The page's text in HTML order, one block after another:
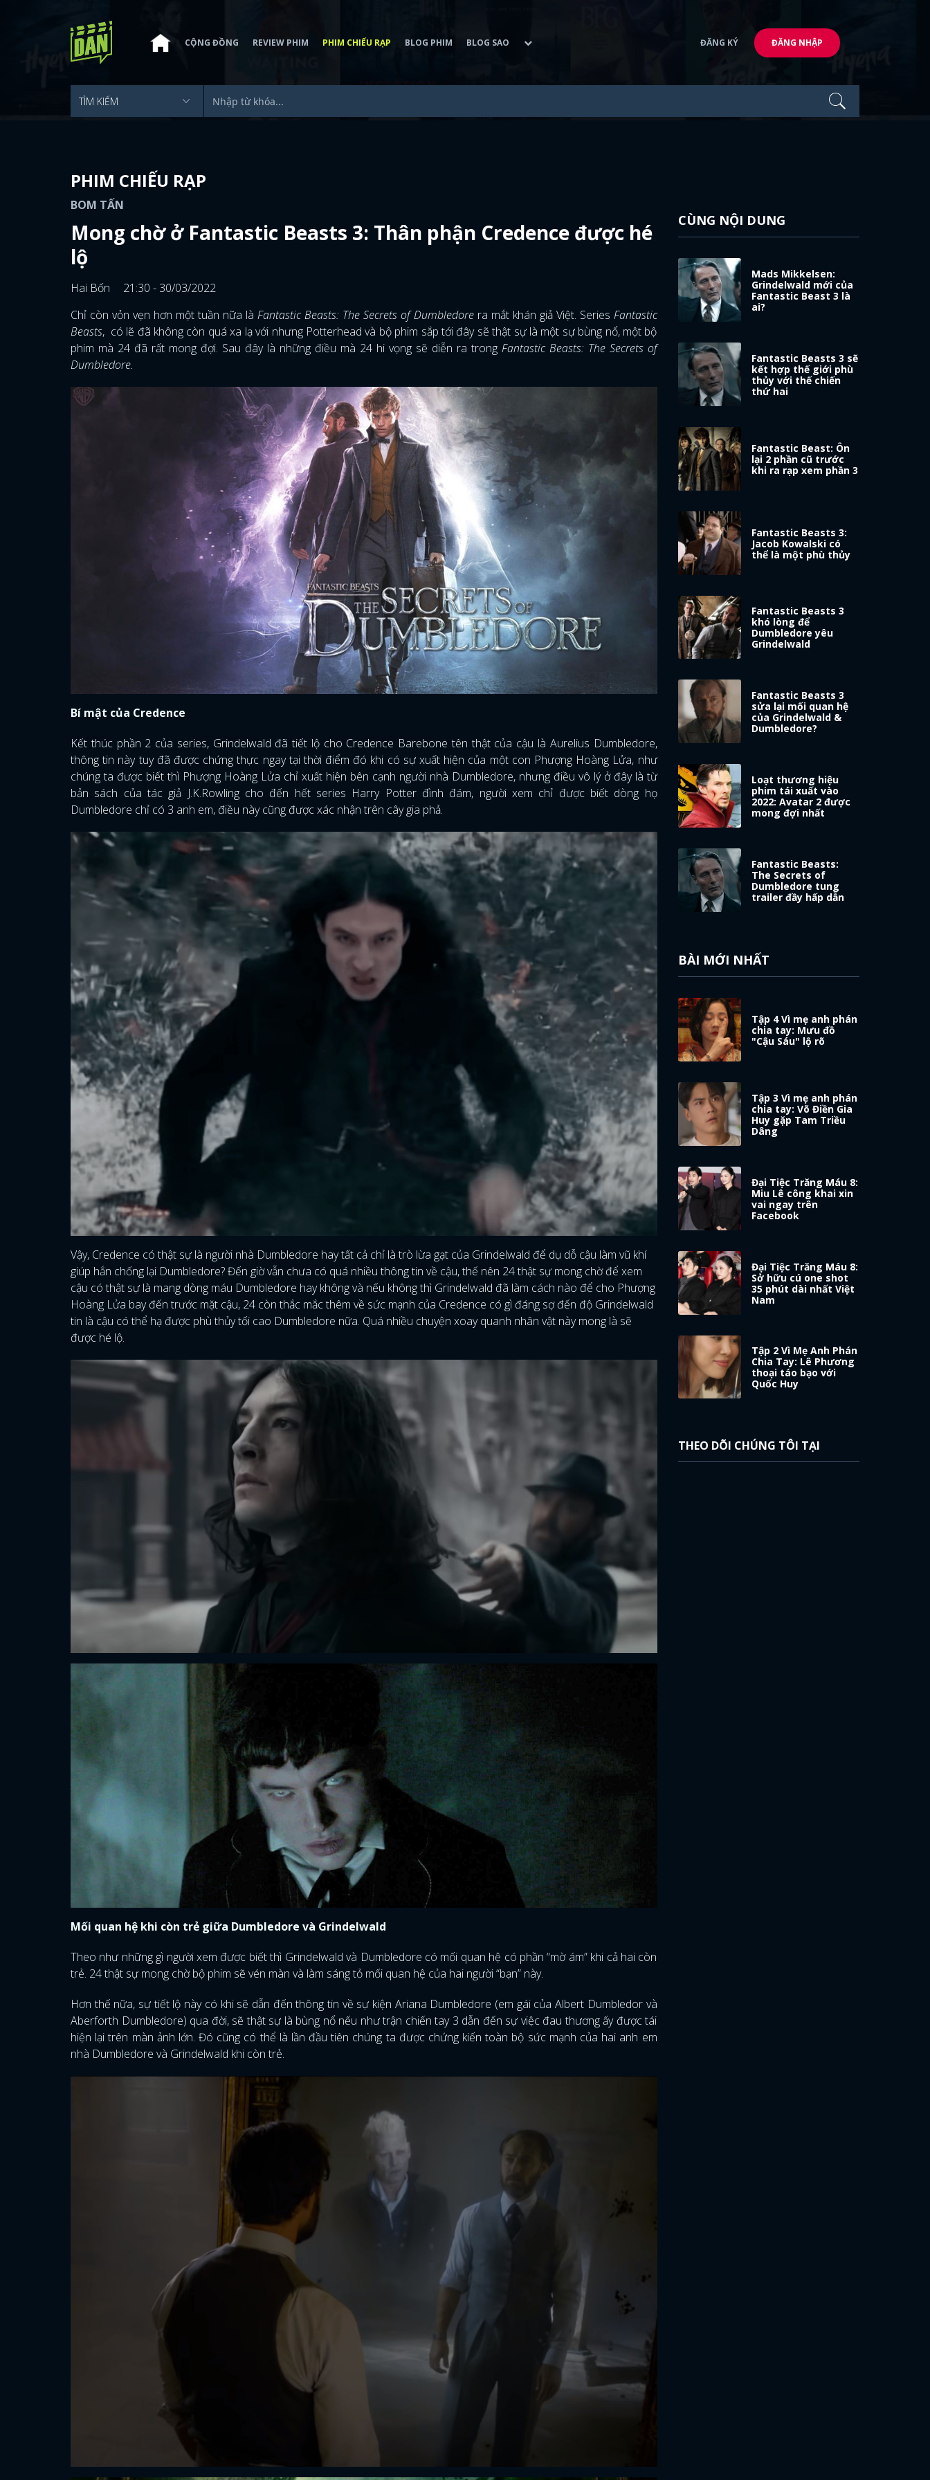
ĐĂNG NHẬP
GOOGLE
CỘNG ĐỒNG REVIEW PHIM PHIM CHIẾU RẠP BLOG PHIM BLOG SAO ĐĂNG KÝ ĐĂNG NHẬP
PHIM CHIẾU RẠP
BOM TẤN
Mong chờ ở Fantastic Beasts 3: Thân phận Credence được hé
lộ
Hai Bốn
21:30 - 30/03/2022
Chỉ còn vỏn vẹn hơn một tuần nữa là Fantastic Beasts: The Secrets of Dumbledorera mắt khán giả Việt. Series Fantastic
Beasts, có lẽ đã không còn quá xa lạ với nhưng Potterhead và bộ phim sắp tới đây sẽ thật sự là một sự bùng nổ, một bộ
phim mà 24 đã rất mong đợi. Sau đây là những điều mà 24 hi vọng sẽ diễn ra trong Fantastic Beasts: The Secrets of
Dumbledore.
Bí mật của Credence
Kết thúc phần 2 của series, Grindelwald đã tiết lộ cho Credence Barebone tên thật của cậu là Aurelius Dumbledore,
thông tin này tuy đã được chứng thực ngay tại thời điểm đó khi có sự xuất hiện của một con Phượng Hoàng Lửa, như
chúng ta được biết thì Phượng Hoàng Lửa chỉ xuất hiện bên cạnh người nhà Dumbledore, nhưng điều vô lý ở đây là từ
bản sách của tác giả J.K.Rowling cho đến hết series Harry Potter đình đám, người xem chỉ được biết dòng họ
Dumbledore chỉ có 3 anh em, điều này cũng được xác nhận trên cây gia phả.
Vậy, Credence có thật sự là người nhà Dumbledore hay tất cả chỉ là trò lừa gạt của Grindelwald để dụ dỗ cậu làm vũ khí
giúp hắn chống lại Dumbledore? Đến giờ vẫn chưa có quá nhiều thông tin về cậu, thế nên 24 thật sự mong chờ để xem
cậu có thật sự là mang dòng máu Dumbledore hay không và nếu không thì Grindelwald đã làm cách nào để cho Phượng
Hoàng Lửa bay đến trước mặt cậu, 24 còn thắc mắc thêm về sức mạnh của Credence có gì đáng sợ đến độ Grindelwald
tin là cậu có thể hạ được phù thủy tối cao Dumbledore nữa. Quá nhiều chuyện xoay quanh nhân vật này mong là sẽ
được hé lộ.
Mối quan hệ khi còn trẻ giữa Dumbledore và Grindelwald
Theo như những gì người xem được biết thì Grindelwald và Dumbledore có mối quan hệ có phần “mờ ám” khi cả hai còn
trẻ. 24 thật sự mong chờ bộ phim sẽ vén màn và làm sáng tỏ mối quan hệ của hai người “bạn” này.
Hơn thế nữa, sự tiết lộ này có khi sẽ dẫn đến thông tin về sự kiện Ariana Dumbledore (em gái của Albert Dumbledor và
Aberforth Dumbledore) qua đời, sẽ thật sự là bùng nổ nếu như trận chiến tay 3 dẫn đến sự việc đau thương ấy được tái
hiện lại trên màn ảnh lớn. Đó cũng có thể là lần đầu tiên chúng ta được chứng kiến toàn bộ sức mạnh của hai anh em
nhà Dumbledore và Grindelwald khi còn trẻ.
CÙNG NỘI DUNG
Mads Mikkelsen:
Grindelwald mới của
Fantastic Beast 3 là
ai?
Fantastic Beasts 3 sẽ
kết hợp thế giới phù
thủy với thế chiến
thứ hai
Fantastic Beast: Ôn
lại 2 phần cũ trước
khi ra rạp xem phần 3
Fantastic Beasts 3:
Jacob Kowalski có
thể là một phù thủy
Fantastic Beasts 3
khó lòng để
Dumbledore yêu
Grindelwald
Fantastic Beasts 3
sửa lại mối quan hệ
của Grindelwald &
Dumbledore?
Loạt thương hiệu
phim tái xuất vào
2022: Avatar 2 được
mong đợi nhất
Fantastic Beasts:
The Secrets of
Dumbledore tung
trailer đầy hấp dẫn
BÀI MỚI NHẤT
Tập 4 Vì mẹ anh phán
chia tay: Mưu đồ
"Cậu Sáu" lộ rõ
Tập 3 Vì mẹ anh phán
chia tay: Võ Điền Gia
Huy gặp Tam Triều
Dâng
Đại Tiệc Trăng Máu 8:
Miu Lê công khai xin
vai ngay trên
Facebook
Đại Tiệc Trăng Máu 8:
Sở hữu cú one shot
35 phút dài nhất Việt
Nam
Tập 2 Vì Mẹ Anh Phán
Chia Tay: Lê Phương
thoại táo bạo với
Quốc Huy
THEO DÕI CHÚNG TÔI TẠI